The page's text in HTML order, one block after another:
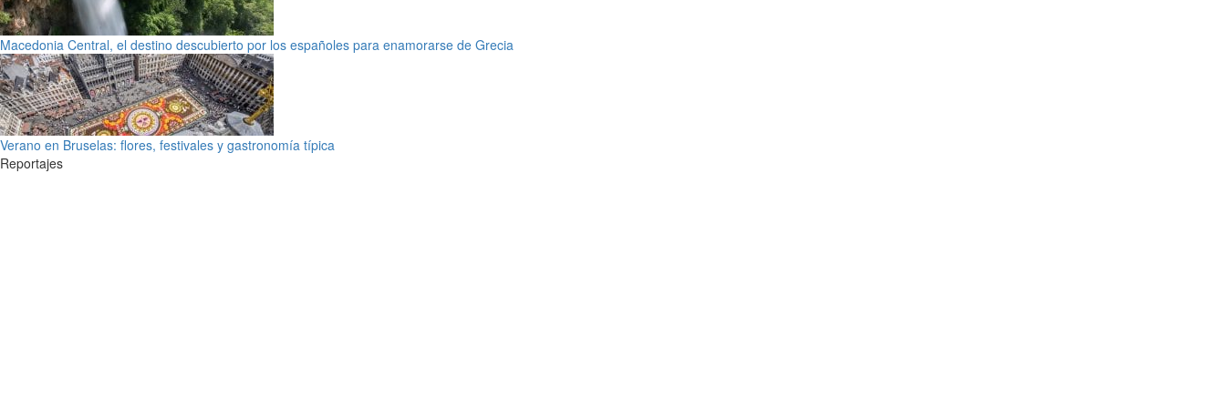
Macedonia Central, el destino descubierto por los españoles para enamorarse de Grecia
Verano en Bruselas: flores, festivales y gastronomía típica
Reportajes